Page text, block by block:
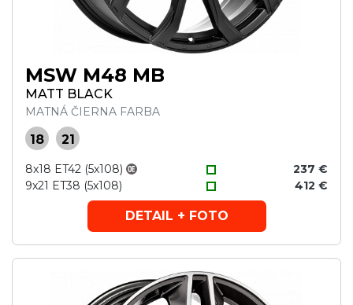
MSW M48 MB
MATT BLACK
MATNÁ ČIERNA FARBA
18 21
8x18 ET42 (5x108)
237 €
9x21 ET38 (5x108)
412 €
DETAIL + FOTO